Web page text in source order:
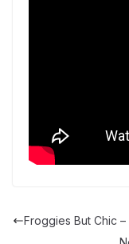
Froggies But Chic –